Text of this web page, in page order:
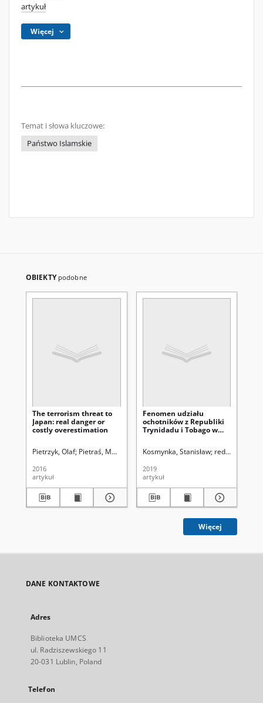
artykuł
Więcej
Temat i słowa kluczowe:
Państwo Islamskie
OBIEKTY podobne
The terrorism threat to
Japan: real danger or
costly overestimation
Pietrzyk, Olaf Pietraś, Marek. Redaktor naczelny Polska Akademia
2016
artykuł
Fenomen udziału
ochotników z Republiki
Trynidadu i Tobago w
Kosmynka, Stanisław redoktorzy
2019
artykuł
Więcej
DANE KONTAKTOWE
Adres
Biblioteka UMCS
ul. Radziszewskiego 11
20-031 Lublin, Poland
Telefon